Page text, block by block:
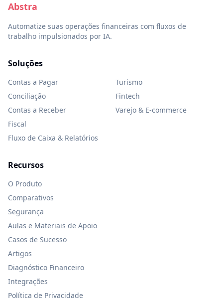
Abstra
Automatize suas operações financeiras com fluxos de
trabalho impulsionados por IA.
Soluções
Contas a Pagar
Conciliação
Contas a Receber
Fiscal
Fluxo de Caixa & Relatórios
Turismo
Fintech
Varejo & E-commerce
Recursos
O Produto
Comparativos
Segurança
Aulas e Materiais de Apoio
Casos de Sucesso
Artigos
Diagnóstico Financeiro
Integrações
Política de Privacidade